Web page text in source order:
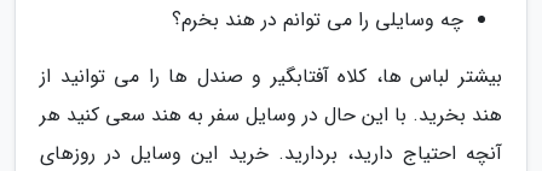
چه وسایلی را می توانم در هند بخرم؟
بیشتر لباس ها، کلاه آفتابگیر و صندل ها را می توانید از
هند بخرید. با این حال در وسایل سفر به هند سعی کنید هر
آنچه احتیاج دارید، بردارید. خرید این وسایل در روزهای